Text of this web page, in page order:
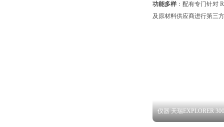
功能多样 ：配有专门针对
及原材料供应商进行第三
仪器 天瑞EXPLORER
元素分析仪